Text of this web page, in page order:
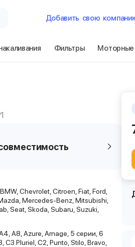
Добавить свою
Фильтры Моторные
Chevrolet, Citroen, Fiat, Ford,
Mercedes-Benz, Mitsubishi,
Seat, Skoda, Subaru, Suzuki,
A8, Azure, Arnage, 5 серии, 6
C3 Pluriel, C2, Punto, Stilo, Bravo,